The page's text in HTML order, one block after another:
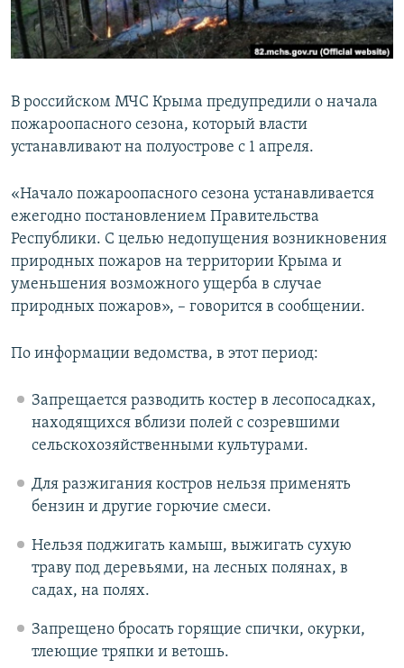
ПОБЕДИТЕЛЕЙ НЕ СУДЯТ?
КРЫМ.НЕПОКОРЕННЫЙ
УКРАИНСКАЯ ПРОБЛЕМА КРЫМА
ПРИСОЕДИНЯЙТЕСЬ!
Все сайты RFE/RL
В российском МЧС Крыма предупредили о начала
пожароопасного сезона, который власти
устанавливают на полуострове с 1 апреля.
«Начало пожароопасного сезона устанавливается
ежегодно постановлением Правительства
Республики. С целью недопущения возникновения
природных пожаров на территории Крыма и
уменьшения возможного ущерба в случае
природных пожаров», – говорится в сообщении.
По информации ведомства, в этот период:
Запрещается разводить костер в лесопосадках,
находящихся вблизи полей с созревшими
сельскохозяйственными культурами.
Для разжигания костров нельзя применять
бензин и другие горючие смеси.
Нельзя поджигать камыш, выжигать сухую
траву под деревьями, на лесных полянах, в
садах, на полях.
Запрещено бросать горящие спички, окурки,
тлеющие тряпки и ветошь.